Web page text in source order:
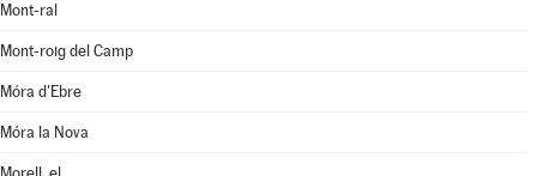
Mont-ral
Mont-roig del Camp
Móra d'Ebre
Móra la Nova